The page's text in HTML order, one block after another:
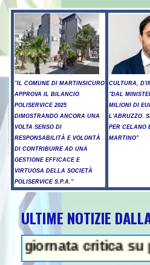
"IL COMUNE DI MARTINSICURO
APPROVA IL BILANCIO
POLISERVICE 2025
DIMOSTRANDO ANCORA UNA
VOLTA SENSO DI
RESPONSABILITÀ E VOLONTÀ
DI CONTRIBUIRE AD UNA
GESTIONE EFFICACE E
VIRTUOSA DELLA SOCIETÀ
POLISERVICE S.P.A."
CULTURA,
"DAL
MILIONI DI
L'ABRUZZO.
PER CELANO
MARTINO"
ULTIME NOTIZIE
critica su più